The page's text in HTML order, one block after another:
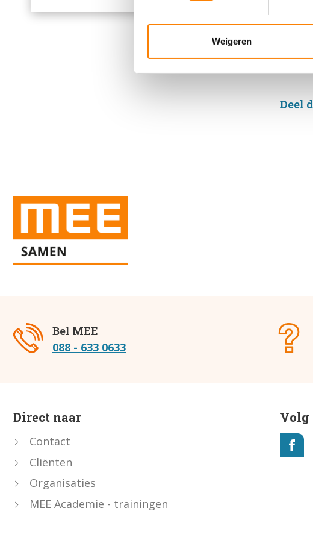
websiteverkeer te analyseren. Ook
media, adverteren en analyse. Deze
Weigeren
Deel
Bel MEE
088 - 633 0633
Direct naar
Contact
Cliënten
Organisaties
MEE Academie - trainingen
Volg